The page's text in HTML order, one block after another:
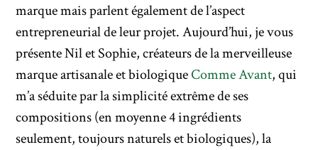
marque mais parlent également de l’aspect
entrepreneurial de leur projet. Aujourd’hui, je vous
présente Nil et Sophie, créateurs de la merveilleuse
marque artisanale et biologiqueComme Avant, qui
m’a séduite par la simplicité extrême de ses
compositions (en moyenne 4 ingrédients
seulement, toujours naturels et biologiques), la